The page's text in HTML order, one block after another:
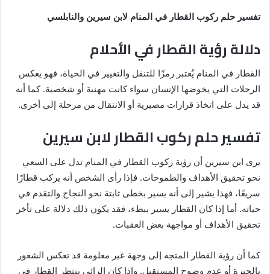
تفسير حلم ركوب القطار في المنام لابن سيرين والنابلسي
دلالة رؤية القطار في الأحلام
القطار في المنام يُعتبر رمزًا للتنقل والتغيير في الحياة، فهو يعكس
الرحلات التي يخوضها الإنسان سواء كانت مهنية أو شخصية. كما أنه
قد يدل على اتخاذ قرارات مصيرية أو الانتقال من مرحلة إلى أخرى.
تفسير حلم ركوب القطار لابن سيرين
يرى ابن سيرين أن رؤية ركوب القطار في المنام تدل على السعي
نحو تحقيق الأهداف والطموحات. فإذا رأى الشخص أنه يركب قطارًا
سريعًا، فهذا يشير إلى أنه يسير بخطى ثابتة نحو النجاح والتقدم في
حياته. أما إذا كان القطار يسير ببطء، فقد يكون ذلك دلالة على تأخر
تحقيق الأهداف أو مواجهة بعض العقبات.
كما أن رؤية القطار المتجه إلى وجهة غير معلومة قد تعكس الشعور
بالحيرة أو عدم وضوح المستقبل. وإذا كان الرائي ينتظر القطار في